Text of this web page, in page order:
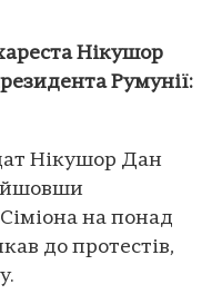
Нікушор
Румунії:
Нікушор Дан
на понад
до протестів,